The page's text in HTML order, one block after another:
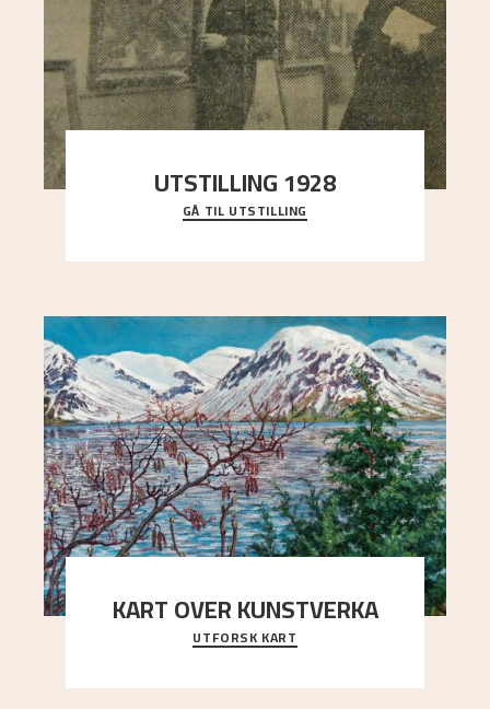
UTSTILLING 1928
Då Astrup døydde i 1928, tok vennene Moritz
Kaland og Simon Thorbjørnsen initiativ til å
GÅ TIL UTSTILLING
KART OVER KUNSTVERKA
Utforsk stedene og utsiktene i Astrups malerier
UTFORSK KART